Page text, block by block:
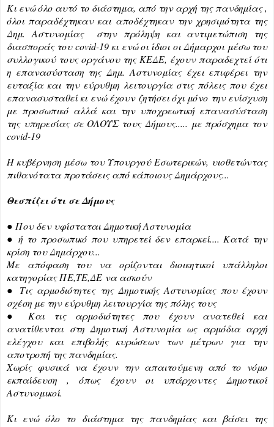
Κι ενώ όλο αυτό το διάστημα, από την αρχή της πανδημίας ,
όλοι παραδέχτηκαν και αποδέχτηκαν την χρησιμότητα της
Δημ. Αστυνομίας  στην πρόληψη και αντιμετώπιση της
διασποράς του covid-19 κι ενώ οι ίδιοι οι Δήμαρχοι μέσω του
συλλογικού τους οργάνου της ΚΕΔΕ, έχουν παραδεχτεί ότι
η επανασύσταση της Δημ. Αστυνομίας έχει επιφέρει την
ευταξία και την εύρυθμη λειτουργία στις πόλεις που έχει
επανασυσταθεί κι ενώ έχουν ζητήσει όχι μόνο την ενίσχυση
με προσωπικό αλλά και την υποχρεωτική επανασύσταση
της υπηρεσίας σε ΟΛΟΥΣ τους Δήμους..... με πρόσχημα τον
covid-19
Η κυβέρνηση μέσω του Υπουργού Εσωτερικών, υιοθετώντας
πιθανότατα προτάσεις από κάποιους Δημάρχους...
Θεσπίζει ότι σε Δήμους
● Που δεν υφίσταται Δημοτική Αστυνομία
● ή το προσωπικό που υπηρετεί δεν επαρκεί.... Κατά την
κρίση του Δημάρχου...
Με απόφαση του να ορίζονται διοικητικοί υπάλληλοι
κατηγορίας ΠΕ,ΤΕ,ΔΕ να ασκούν
● Τις αρμοδιότητες της Δημοτικής Αστυνομίας που έχουν
σχέση με την εύρυθμη λειτουργία της πόλης τους
● Και τις αρμοδιότητες που έχουν ανατεθεί και
ανατίθενται στη Δημοτική Αστυνομία ως αρμόδια αρχή
ελέγχου και επιβολής κυρώσεων των μέτρων για την
αποτροπή της πανδημίας.
Χωρίς φυσικά να έχουν την απαιτούμενη από το νόμο
εκπαίδευση , όπως έχουν οι υπάρχοντες Δημοτικοί
Αστυνομικοί.
Κι ενώ όλο το διάστημα της πανδημίας και βάσει της